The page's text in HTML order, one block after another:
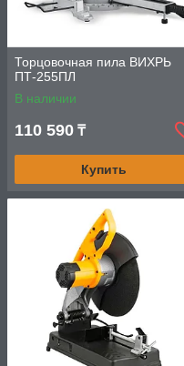
Торцовочная пила ВИХРЬ
ПТ-255ПЛ
В наличии
110 590 ₸
Купить